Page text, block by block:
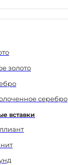
золото
серебро
вставки